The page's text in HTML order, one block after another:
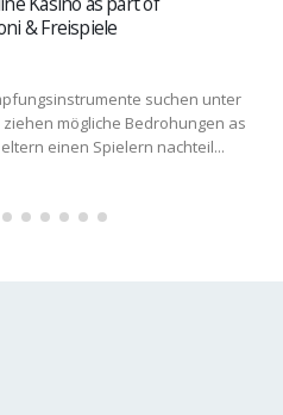
offering regarding no-
clients no-deposit bonuses,
render new clients no-
Substandard...